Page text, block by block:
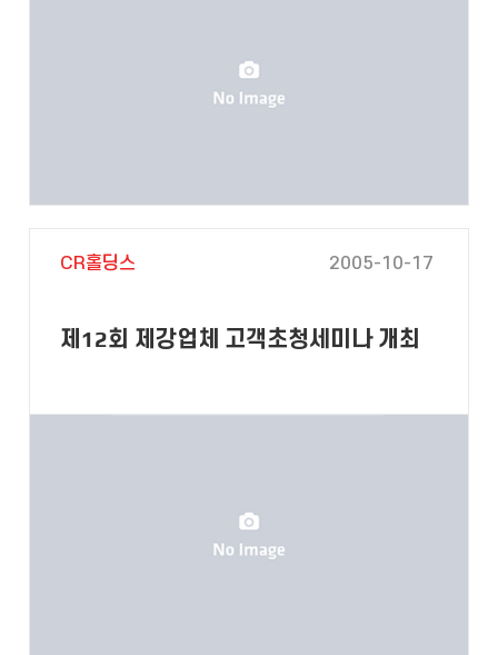
CR홀딩스 2005-10-17
제12회 제강업체 고객초청세미나 개최